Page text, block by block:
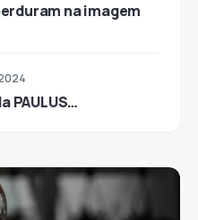
na imagem
PAULUS…